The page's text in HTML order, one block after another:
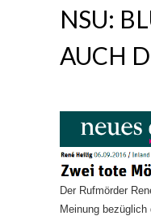
NSU:
AUCH
Der Rufmörder
Meinung